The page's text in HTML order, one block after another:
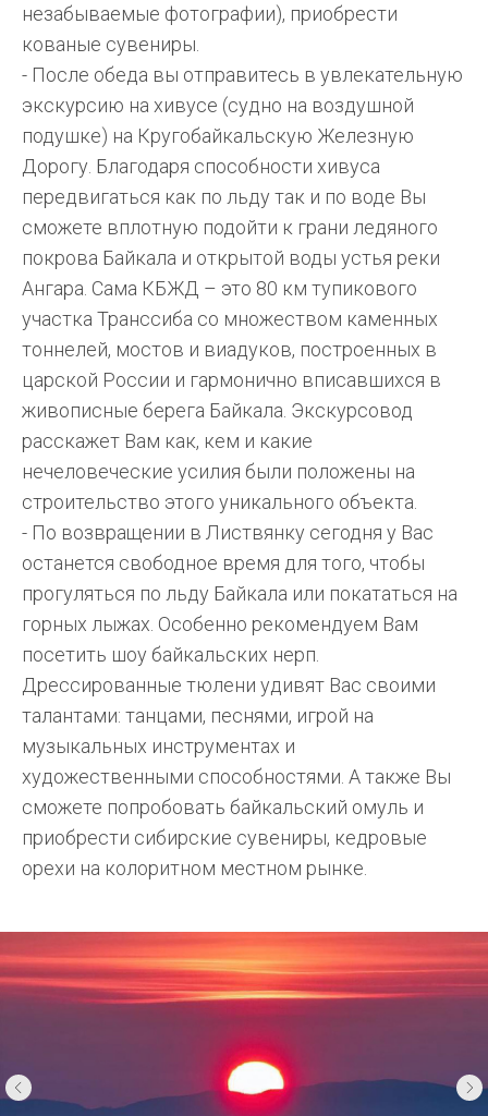
незабываемые фотографии), приобрести
кованые сувениры.
- После обеда вы отправитесь в увлекательную
экскурсию на хивусе (судно на воздушной
подушке) на Кругобайкальскую Железную
Дорогу. Благодаря способности хивуса
передвигаться как по льду так и по воде Вы
сможете вплотную подойти к грани ледяного
покрова Байкала и открытой воды устья реки
Ангара. Сама КБЖД – это 80 км тупикового
участка Транссиба со множеством каменных
тоннелей, мостов и виадуков, построенных в
царской России и гармонично вписавшихся в
живописные берега Байкала. Экскурсовод
расскажет Вам как, кем и какие
нечеловеческие усилия были положены на
строительство этого уникального объекта.
- По возвращении в Листвянку сегодня у Вас
останется свободное время для того, чтобы
прогуляться по льду Байкала или покататься на
горных лыжах. Особенно рекомендуем Вам
посетить шоу байкальских нерп.
Дрессированные тюлени удивят Вас своими
талантами: танцами, песнями, игрой на
музыкальных инструментах и
художественными способностями. А также Вы
сможете попробовать байкальский омуль и
приобрести сибирские сувениры, кедровые
орехи на колоритном местном рынке.